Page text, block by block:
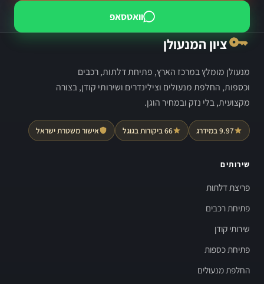
וואטסאפ
ציון המנעולן
מנעולן מומלץ במרכז הארץ, פתיחת דלתות, רכבים
וכספות, החלפת מנעולים וצילינדרים ושירותי קודן, בצורה
מקצועית, בלי נזק ובמחיר הוגן.
9.97 במידרג 66 ביקורות בגוגל אישור משטרת ישראל
שירותים
פריצת דלתות
פתיחת רכבים
שירותי קודן
פתיחת כספות
החלפת מנעולים